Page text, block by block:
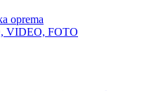
oprema
VIDEO, FOTO